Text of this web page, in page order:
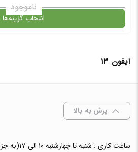
ناموجود
انتخاب گزینه‌ها
گارانتیآیفون ۱۳
پرش به بالا
ساعت کاری : شنبه تا چهارشنبه ۱۰ الی ۱۷(به جز ایام تعطیل)